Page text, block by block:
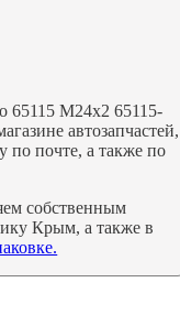
65115 М24х2 65115-
автозапчастей,
по почте, а также по
собственным
Крым, а также в